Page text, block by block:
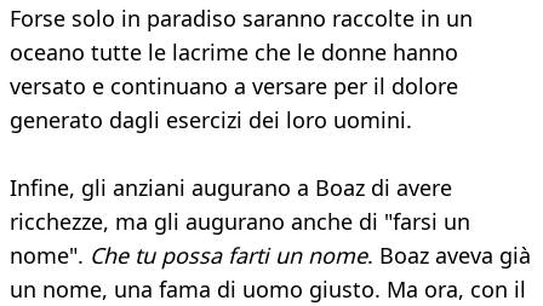
Forse solo in paradiso saranno raccolte in un
oceano tutte le lacrime che le donne hanno
versato e continuano a versare per il dolore
generato dagli esercizi dei loro uomini.
Infine, gli anziani augurano a Boaz di avere
ricchezze, ma gli augurano anche di "farsi un
nome". Che tu possa farti un nome. Boaz aveva già
un nome, una fama di uomo giusto. Ma ora, con il